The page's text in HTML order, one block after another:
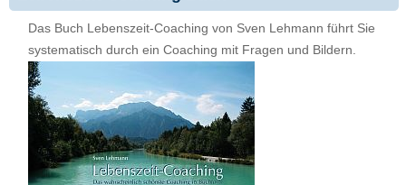
Das Buch Lebenszeit-Coaching von Sven Lehmann führt Sie
systematisch durch ein Coaching mit Fragen und Bildern.